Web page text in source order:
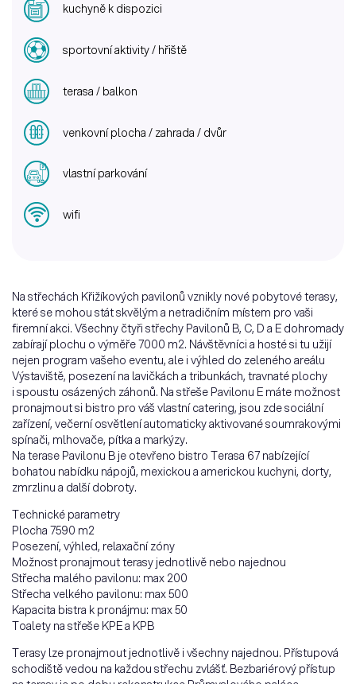
kuchyně k dispozici
sportovní aktivity / hřiště
terasa / balkon
venkovní plocha / zahrada / dvůr
vlastní parkování
wifi
Na střechách Křižíkových pavilonů vznikly nové pobytové terasy,
které se mohou stát skvělým a netradičním místem pro vaši
firemní akci. Všechny čtyři střechy Pavilonů B, C, D a E dohromady
zabírají plochu o výměře 7000 m2. Návštěvníci a hosté si tu užijí
nejen program vašeho eventu, ale i výhled do zeleného areálu
Výstaviště, posezení na lavičkách a tribunkách, travnaté plochy
i spoustu osázených záhonů. Na střeše Pavilonu E máte možnost
pronajmout si bistro pro váš vlastní catering, jsou zde sociální
zařízení, večerní osvětlení automaticky aktivované soumrakovými
spínači, mlhovače, pítka a markýzy.
Na terase Pavilonu B je otevřeno bistro Terasa 67 nabízející
bohatou nabídku nápojů, mexickou a americkou kuchyni, dorty,
zmrzlinu a další dobroty.
Technické parametry
Plocha 7590 m2
Posezení, výhled, relaxační zóny
Možnost pronajmout terasy jednotlivě nebo najednou
Střecha malého pavilonu: max 200
Střecha velkého pavilonu: max 500
Kapacita bistra k pronájmu: max 50
Toalety na střeše KPE a KPB
Terasy lze pronajmout jednotlivě i všechny najednou. Přístupová
schodiště vedou na každou střechu zvlášť. Bezbariérový přístup